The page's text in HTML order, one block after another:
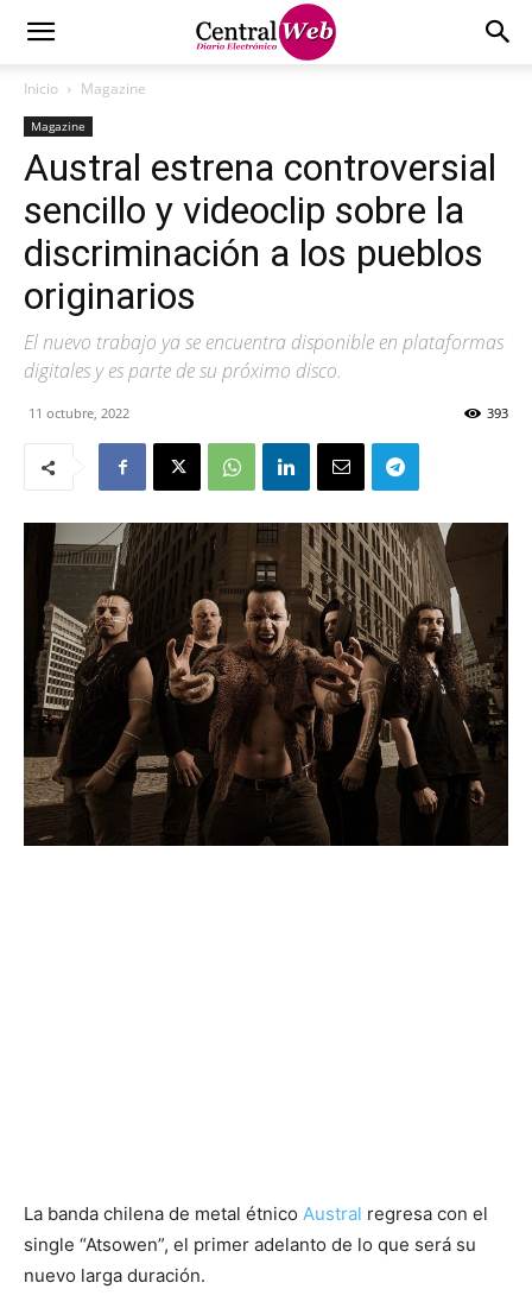
Inicio Magazine
Magazine
Austral estrena controversial
sencillo y videoclip sobre la
discriminación a los pueblos
originarios
El nuevo trabajo ya se encuentra disponible en plataformas
digitales y es parte de su próximo disco.
11 octubre, 2022 393
La banda chilena de metal étnico Austral regresa con el
single “Atsowen”, el primer adelanto de lo que será su
nuevo larga duración.